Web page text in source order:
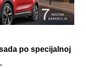
po specijalnoj